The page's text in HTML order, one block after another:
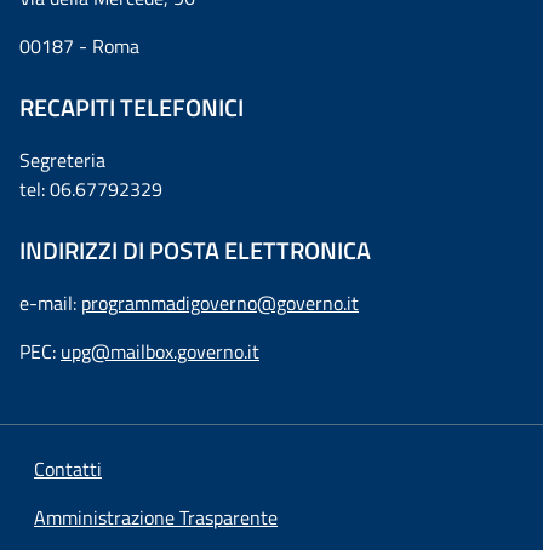
00187 - Roma
RECAPITI TELEFONICI
Segreteria
tel: 06.67792329
INDIRIZZI DI POSTA ELETTRONICA
e-mail: programmadigoverno@governo.it
PEC: upg@mailbox.governo.it
Contatti
Amministrazione Trasparente